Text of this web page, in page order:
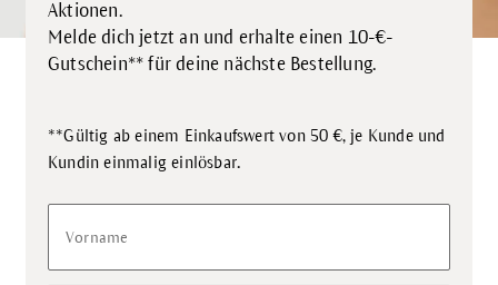
Aktionen.
Melde dich jetzt an und erhalte einen 10-€-
Gutschein** für deine nächste Bestellung.
**Gültig ab einem Einkaufswert von 50 €, je Kunde und
Kundin einmalig einlösbar.
Vorname